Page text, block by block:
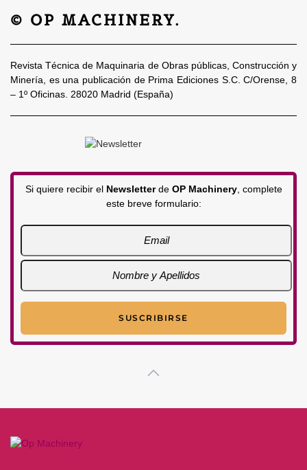
© OP MACHINERY.
Revista Técnica de Maquinaria de Obras públicas, Construcción y
Minería, es una publicación de Prima Ediciones S.C. C/Orense, 8
– 1º Oficinas. 28020 Madrid (España)
Si quiere recibir el Newsletterde OP Machinery, complete
este breve formulario: